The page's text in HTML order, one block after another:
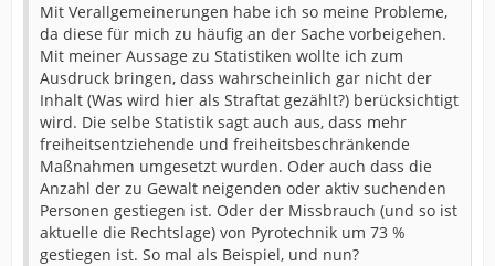
Mit Verallgemeinerungen habe ich so meine Probleme,
da diese für mich zu häufig an der Sache vorbeigehen.
Mit meiner Aussage zu Statistiken wollte ich zum
Ausdruck bringen, dass wahrscheinlich gar nicht der
Inhalt (Was wird hier als Straftat gezählt?) berücksichtigt
wird. Die selbe Statistik sagt auch aus, dass mehr
freiheitsentziehende und freiheitsbeschränkende
Maßnahmen umgesetzt wurden. Oder auch dass die
Anzahl der zu Gewalt neigenden oder aktiv suchenden
Personen gestiegen ist. Oder der Missbrauch (und so ist
aktuelle die Rechtslage) von Pyrotechnik um 73 %
gestiegen ist. So mal als Beispiel, und nun?